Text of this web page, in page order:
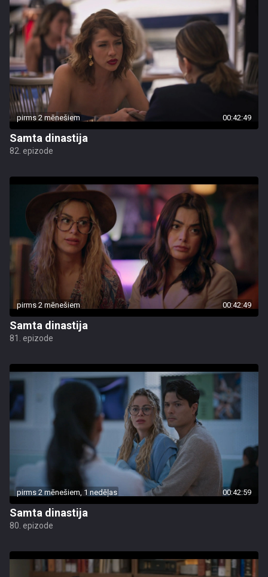
pirms 2 mēnešiem 00:42:49
Samta dinastija
82. epizode
pirms 2 mēnešiem 00:42:49
Samta dinastija
81. epizode
pirms 2 mēnešiem, 1 nedēļas 00:42:59
Samta dinastija
80. epizode